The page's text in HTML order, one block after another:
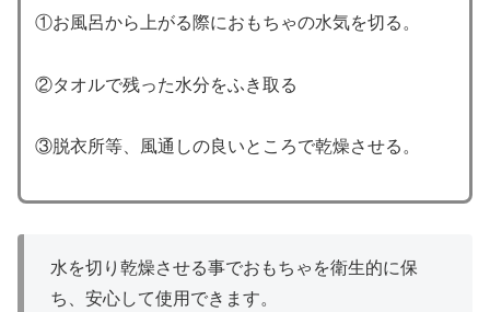
①お風呂から上がる際におもちゃの水気を切る。
②タオルで残った水分をふき取る
③脱衣所等、風通しの良いところで乾燥させる。
水を切り乾燥させる事でおもちゃを衛生的に保
ち、安心して使用できます。